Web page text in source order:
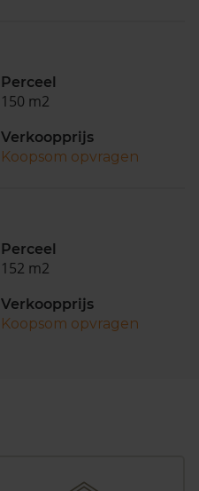
Perceel
150 m2
Verkoopprijs
Koopsom opvragen
Perceel
152 m2
Verkoopprijs
Koopsom opvragen